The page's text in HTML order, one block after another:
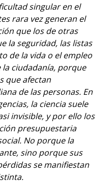
singular en el
rara vez generan el
que los de otras
la seguridad, las listas
de la vida o el empleo
ciudadanía, porque
que afectan
de las personas. En
la ciencia suele
invisible, y por ello los
presupuestaria
No porque la
sino porque sus
se manifiestan